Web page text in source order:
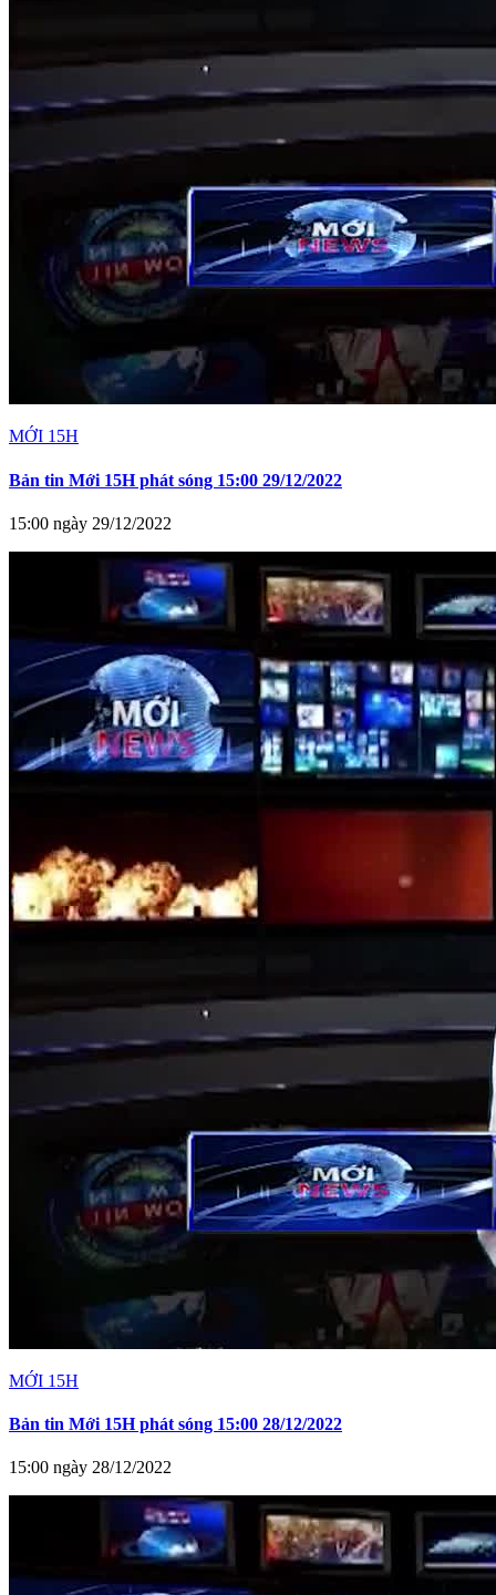
MỚI 15H
Bản tin Mới 15H phát sóng 15:00 29/12/2022
15:00 ngày 29/12/2022
MỚI 15H
Bản tin Mới 15H phát sóng 15:00 28/12/2022
15:00 ngày 28/12/2022